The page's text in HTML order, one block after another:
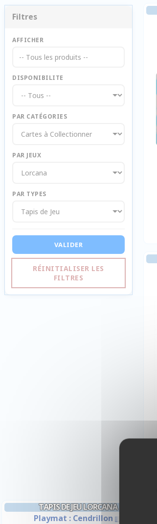
Filtres
AFFICHER
-- Tous les produits --
DISPONIBILITE
PAR CATÉGORIES
PAR JEUX
PAR TYPES
VALIDER
RÉINITIALISER LES
FILTRES
TAPIS DE JEU LORCANA
Playmat : Cendrillon